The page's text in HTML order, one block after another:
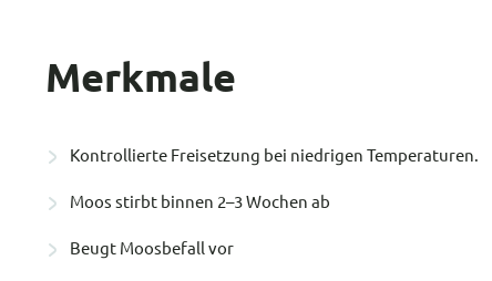
Merkmale
Kontrollierte Freisetzung bei niedrigen Temperaturen.
Moos stirbt binnen 2–3 Wochen ab
Beugt Moosbefall vor